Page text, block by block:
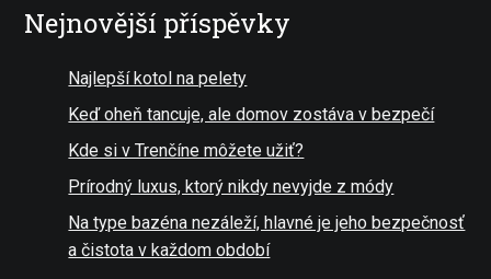
Nejnovější příspěvky
Najlepší kotol na pelety
Keď oheň tancuje, ale domov zostáva v bezpečí
Kde si v Trenčíne môžete užiť?
Prírodný luxus, ktorý nikdy nevyjde z módy
Na type bazéna nezáleží, hlavné je jeho bezpečnosť
a čistota v každom období